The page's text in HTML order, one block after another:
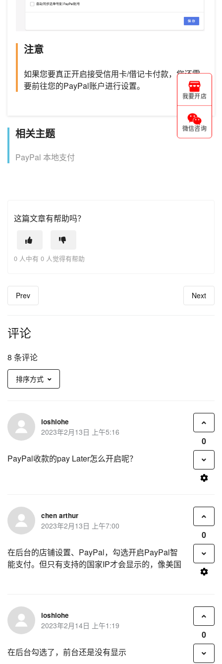
注意
如果您要真正开启接受信用卡/借记卡付款，您还需
要前往您的PayPal账户进行设置。
相关主题
PayPal 本地支付
这篇文章有帮助吗？
0 人中有 0 人觉得有帮助
Prev Next
评论
8 条评论
排序方式
ioshiohe
2023年2月13日 上午5:16
PayPal收款的pay Later怎么开启呢？
0
chen arthur
2023年2月13日 上午7:00
在后台的店铺设置、PayPal，勾选开启PayPal智
能支付。但只有支持的国家IP才会显示的，像美国
0
ioshiohe
2023年2月14日 上午1:19
在后台勾选了，前台还是没有显示
0
我要开店
微信咨询